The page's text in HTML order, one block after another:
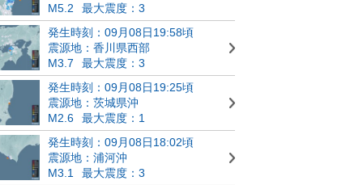
M5.2
最大震度：3
発生時刻：09月08日19:58頃
震源地：香川県西部
M3.7
最大震度：3
発生時刻：09月08日19:25頃
震源地：茨城県沖
M2.6
最大震度：1
発生時刻：09月08日18:02頃
震源地：浦河沖
M3.1
最大震度：3